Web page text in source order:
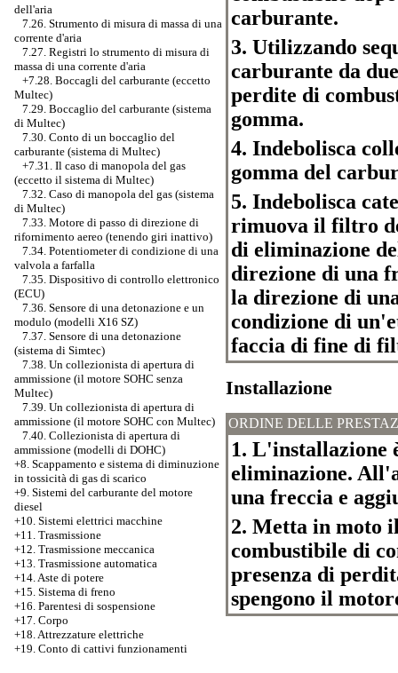
dell'aria
7.26. Strumento di misura di massa di una
corrente d'aria
7.27. Registri lo strumento di misura di
massa di una corrente d'aria
+7.28. Boccagli del carburante (eccetto
Multec)
7.29. Boccaglio del carburante (sistema
di Multec)
7.30. Conto di un boccaglio del
carburante (sistema di Multec)
+7.31. Il caso di manopola del gas
(eccetto il sistema di Multec)
7.32. Caso di manopola del gas (sistema
di Multec)
7.33. Motore di passo di direzione di
rifornimento aereo (tenendo giri inattivo)
7.34. Potentiometer di condizione di una
valvola a farfalla
7.35. Dispositivo di controllo elettronico
(ECU)
7.36. Sensore di una detonazione e un
modulo (modelli X16 SZ)
7.37. Sensore di una detonazione
(sistema di Simtec)
7.38. Un collezionista di apertura di
ammissione (il motore SOHC senza
Multec)
7.39. Un collezionista di apertura di
ammissione (il motore SOHC con Multec)
7.40. Collezionista di apertura di
ammissione (modelli di DOHC)
+8. Scappamento e sistema di diminuzione
in tossicità di gas di scarico
+9. Sistemi del carburante del motore
diesel
+10. Sistemi elettrici macchine
+11. Trasmissione
+12. Trasmissione meccanica
+13. Trasmissione automatica
+14. Aste di potere
+15. Sistema di freno
+16. Parentesi di sospensione
+17. Corpo
+18. Attrezzature elettriche
+19. Conto di cattivi funzionamenti
carburante.
3. Utilizzando
carburante da
perdite di
gomma.
4. Indebolisca
gomma del
5. Indebolisca
rimuova il filtro
di eliminazione
direzione di una
la direzione di
condizione di
faccia di fine di
Installazione
ORDINE DELLE
1. L'installazione
eliminazione.
una freccia e
2. Metta in moto
combustibile di
presenza di
spengono il